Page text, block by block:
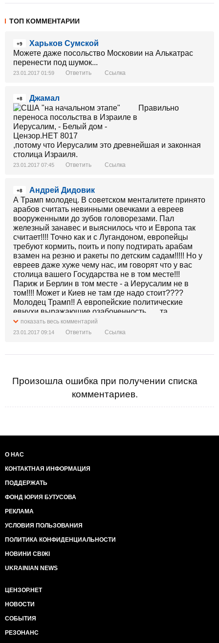
ТОП КОММЕНТАРИИ
+9
Харьков Сумской
Можете даже посольство Московии на Алькатрас
перенести под шумок...
23.01.2017 01:59 Ответить Ссылка
+8
Джамал
Правильно
,потому что Иерусалим это древнейшая и законная
столица Израиля.
23.01.2017 07:45 Ответить Ссылка
+8
Андрей Дидовик
А Трамп молодец. В советском менталитете принято
арабов считать невинными овечками а евреев
вооруженными до зубов головорезами. Пал
железный занавес и выяснилось что и Европа так
считает!!!! Точно как и с Лугандоном, европейцы
требуют кормить, поить и попу подтирать арабам
взамен на резню и ракеты по детским садам!!!!! Но у
евреев даже хуже чему нас, им говорят что у вас
столица вашего Государства не в том месте!!!
Париж и Берлин в том месте - а Иерусалим не в
том!!!! Может и Киев не там где надо стоит????
Молодец Трамп!! А европейские политические
евнухи выражающие озабоченность.... , та
пошлионинахуй.
показать весь комментарий
23.01.2017 09:14 Ответить Ссылка
Произошла ошибка при получении списка
комментариев.
О НАС
КОНТАКТНАЯ ИНФОРМАЦИЯ
ПОДДЕРЖАТЬ
ФОНД ЮРИЯ БУТУСОВА
РЕКЛАМА
УСЛОВИЯ ПОЛЬЗОВАНИЯ
ПОЛИТИКА КОНФИДЕНЦИАЛЬНОСТИ
НОВИНИ СВІЖІ
UKRAINIAN NEWS
ЦЕНЗОР.НЕТ
НОВОСТИ
СОБЫТИЯ
РЕЗОНАНС